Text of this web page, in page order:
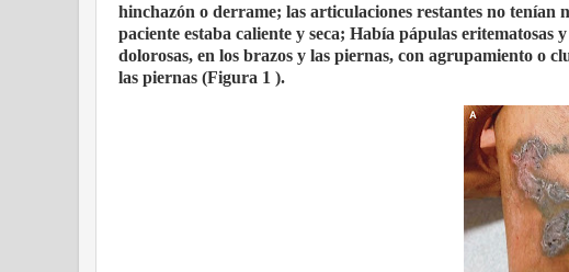
hinchazón o derrame; las articulaciones restantes no
paciente estaba caliente y seca; Había pápulas eritematosas
dolorosas, en los brazos y las piernas, con agrupamiento o
las piernas (Figura 1 ).